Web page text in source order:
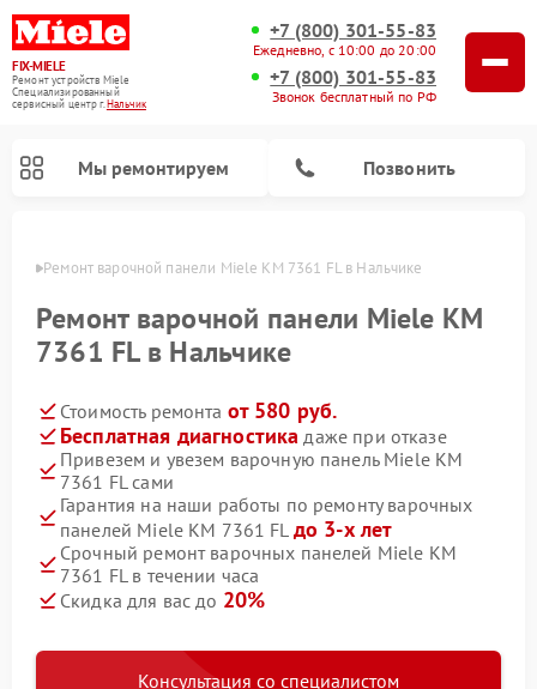
FIX-MIELE
Ремонт устройств Miele
Специализированный
cервисный центр г.Нальчик
+7 (800) 301-55-83
Ежедневно, с 10:00 до 20:00
+7 (800) 301-55-83
Звонок бесплатный по РФ
Мы ремонтируем Позвонить
Ремонт варочной панели Miele KM 7361 FL в Нальчике
Ремонт варочной панели Miele KM
7361 FL в Нальчике
Стоимость ремонта от 580 руб.
Бесплатная диагностика даже при отказе
Привезем и увезем варочную панель Miele KM
7361 FL сами
Гарантия на наши работы по ремонту варочных
панелей Miele KM 7361 FL до 3-х лет
Срочный ремонт варочных панелей Miele KM
7361 FL в течении часа
Скидка для вас до 20%
Консультация со специалистом